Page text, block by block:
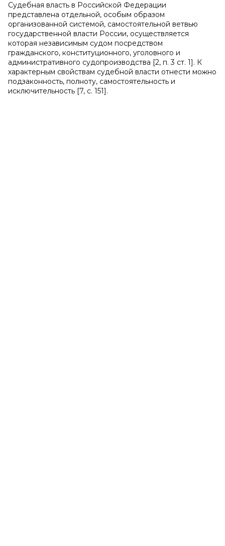
Судебная власть в Российской Федерации
представлена отдельной, особым образом
организованной системой, самостоятельной ветвью
государственной власти России, осуществляется
которая независимым судом посредством
гражданского, конституционного, уголовного и
административного судопроизводства [2, п. 3 ст. 1]. К
характерным свойствам судебной власти отнести можно
подзаконность, полноту, самостоятельность и
исключительность [7, с. 151].